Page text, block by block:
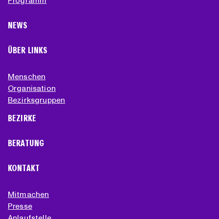
NEWS
ÜBER LINKS
Menschen
Organisation
Bezirksgruppen
BEZIRKE
BERATUNG
KONTAKT
Mitmachen
Presse